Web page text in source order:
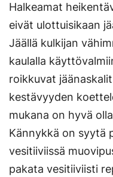
Halkeamat
eivät ulottuisikaan
Jäällä kulkijan
kaulalla
roikkuvat
kestävyyden
mukana on hyvä
Kännykkä on syytä
vesitiiviissä
pakata vesitiiviisti